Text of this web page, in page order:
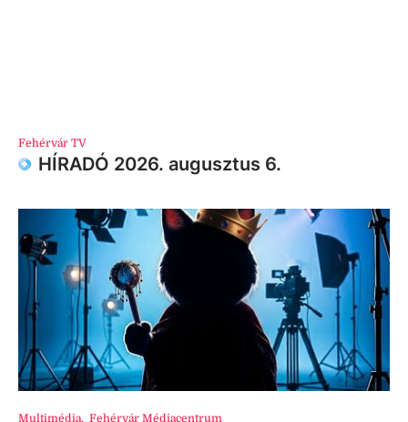
Fehérvár TV
HÍRADÓ 2026. augusztus 6.
Multimédia, Fehérvár Médiacentrum